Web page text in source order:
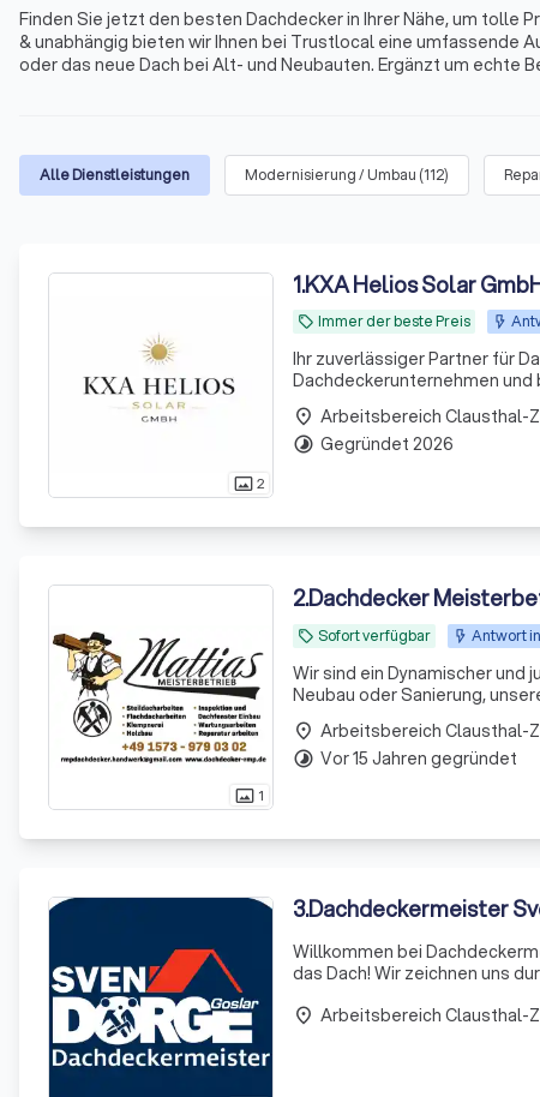
Finden Sie jetzt den besten Dachdecker in Ihrer Nähe, um tolle
& unabhängig bieten wir Ihnen bei Trustlocal eine umfassende
oder das neue Dach bei Alt- und Neubauten. Ergänzt um
Alle Dienstleistungen Modernisierung / Umbau (112)
photo_size_select_actual2
1.KXA Helios Solar
local_offer Immer der beste Preis
Ihr zuverlässiger Partner für Dacharbeiten Wir sind ein
Dachdeckerunternehmen und
bis hin zu kompletten
uns an er
place Arbeitsbereich Clausthal-
timelapse Gegründet 2026
photo_size_select_actual 1
2.Dachdecker
local_offer Sofort verfügbar Antwort
Wir sind ein Dynamischer
Neubau oder Sanierung,
bieten jede Dienstleistung einer Dachdeckerei an. Wir
Kundenwuns
place Arbeitsbereich Clausthal-
timelapse Vor 15 Jahren gegründet
3.Dachdeckermeister
Willkommen bei
das Dach! Wir zeichnen uns
Dachproj
place Arbeitsbereich Clausthal-